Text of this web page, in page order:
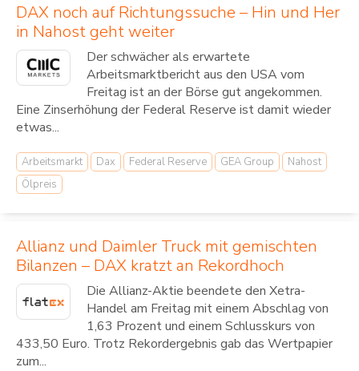
DAX noch auf Richtungssuche – Hin und Her
in Nahost geht weiter
Der schwächer als erwartete
Arbeitsmarktbericht aus den USA vom
Freitag ist an der Börse gut angekommen.
Eine Zinserhöhung der Federal Reserve ist damit wieder
etwas...
Arbeitsmarkt Dax Federal Reserve GEA Group
Nahost
Ölpreis
Allianz und Daimler Truck mit gemischten
Bilanzen – DAX kratzt an Rekordhoch
Die Allianz-Aktie beendete den Xetra-
Handel am Freitag mit einem Abschlag von
1,63 Prozent und einem Schlusskurs von
433,50 Euro. Trotz Rekordergebnis gab das Wertpapier
zum...